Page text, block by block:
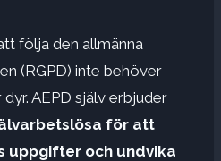
följa den allmänna
(RGPD) inte behöver
AEPD själv erbjuder
för att
uppgifter och undvika